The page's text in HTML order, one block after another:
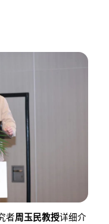
者周玉民教授详细介